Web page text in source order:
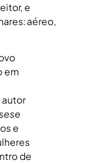
e
aéreo,
em
autor
e
de